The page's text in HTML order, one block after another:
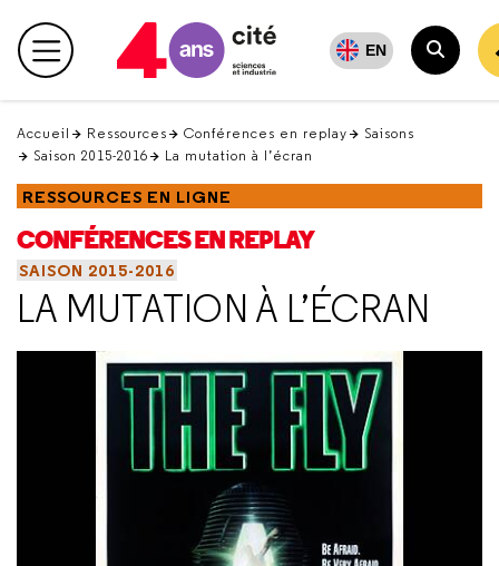
en
haut Menu principal EN
Accueil Ressources Conférences en replay
Saisons
Saison 2015-2016
La mutation à l’écran
RESSOURCES EN LIGNE
CONFÉRENCES EN REPLAY
SAISON 2015-2016
LA MUTATION À L’ÉCRAN